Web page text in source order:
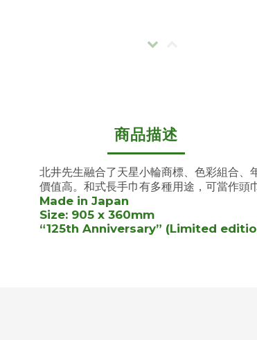
商品描述
北井先生融合了天星小輪商標、色彩組合、
價值高。和式長手巾有多種用途，可當作頭
Made in Japan
Size: 905 x 360mm
“125th Anniversary” (Limited